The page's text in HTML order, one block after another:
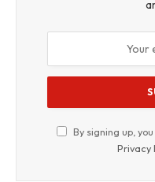
By signing up,
Privacy